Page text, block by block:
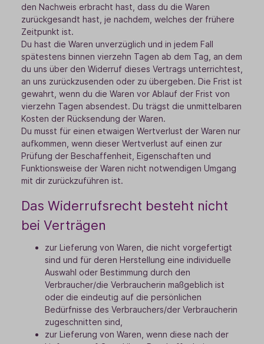
den Nachweis erbracht hast, dass du die Waren
zurückgesandt hast, je nachdem, welches der frühere
Zeitpunkt ist.
Du hast die Waren unverzüglich und in jedem Fall
spätestens binnen vierzehn Tagen ab dem Tag, an dem
du uns über den Widerruf dieses Vertrags unterrichtest,
an uns zurückzusenden oder zu übergeben. Die Frist ist
gewahrt, wenn du die Waren vor Ablauf der Frist von
vierzehn Tagen absendest. Du trägst die unmittelbaren
Kosten der Rücksendung der Waren.
Du musst für einen etwaigen Wertverlust der Waren nur
aufkommen, wenn dieser Wertverlust auf einen zur
Prüfung der Beschaffenheit, Eigenschaften und
Funktionsweise der Waren nicht notwendigen Umgang
mit dir zurückzuführen ist.
Das Widerrufsrecht besteht nicht
bei Verträgen
zur Lieferung von Waren, die nicht vorgefertigt
sind und für deren Herstellung eine individuelle
Auswahl oder Bestimmung durch den
Verbraucher/die Verbraucherin maßgeblich ist
oder die eindeutig auf die persönlichen
Bedürfnisse des Verbrauchers/der Verbraucherin
zugeschnitten sind,
zur Lieferung von Waren, wenn diese nach der